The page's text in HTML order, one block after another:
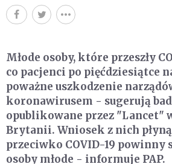
Młode osoby, które przeszły
co pacjenci po pięćdziesiątce
poważne uszkodzenie
koronawirusem - sugerują
opublikowane przez "Lancet"
Brytanii. Wniosek z nich
przeciwko COVID-19 powinny
osoby młode - informuje PAP.